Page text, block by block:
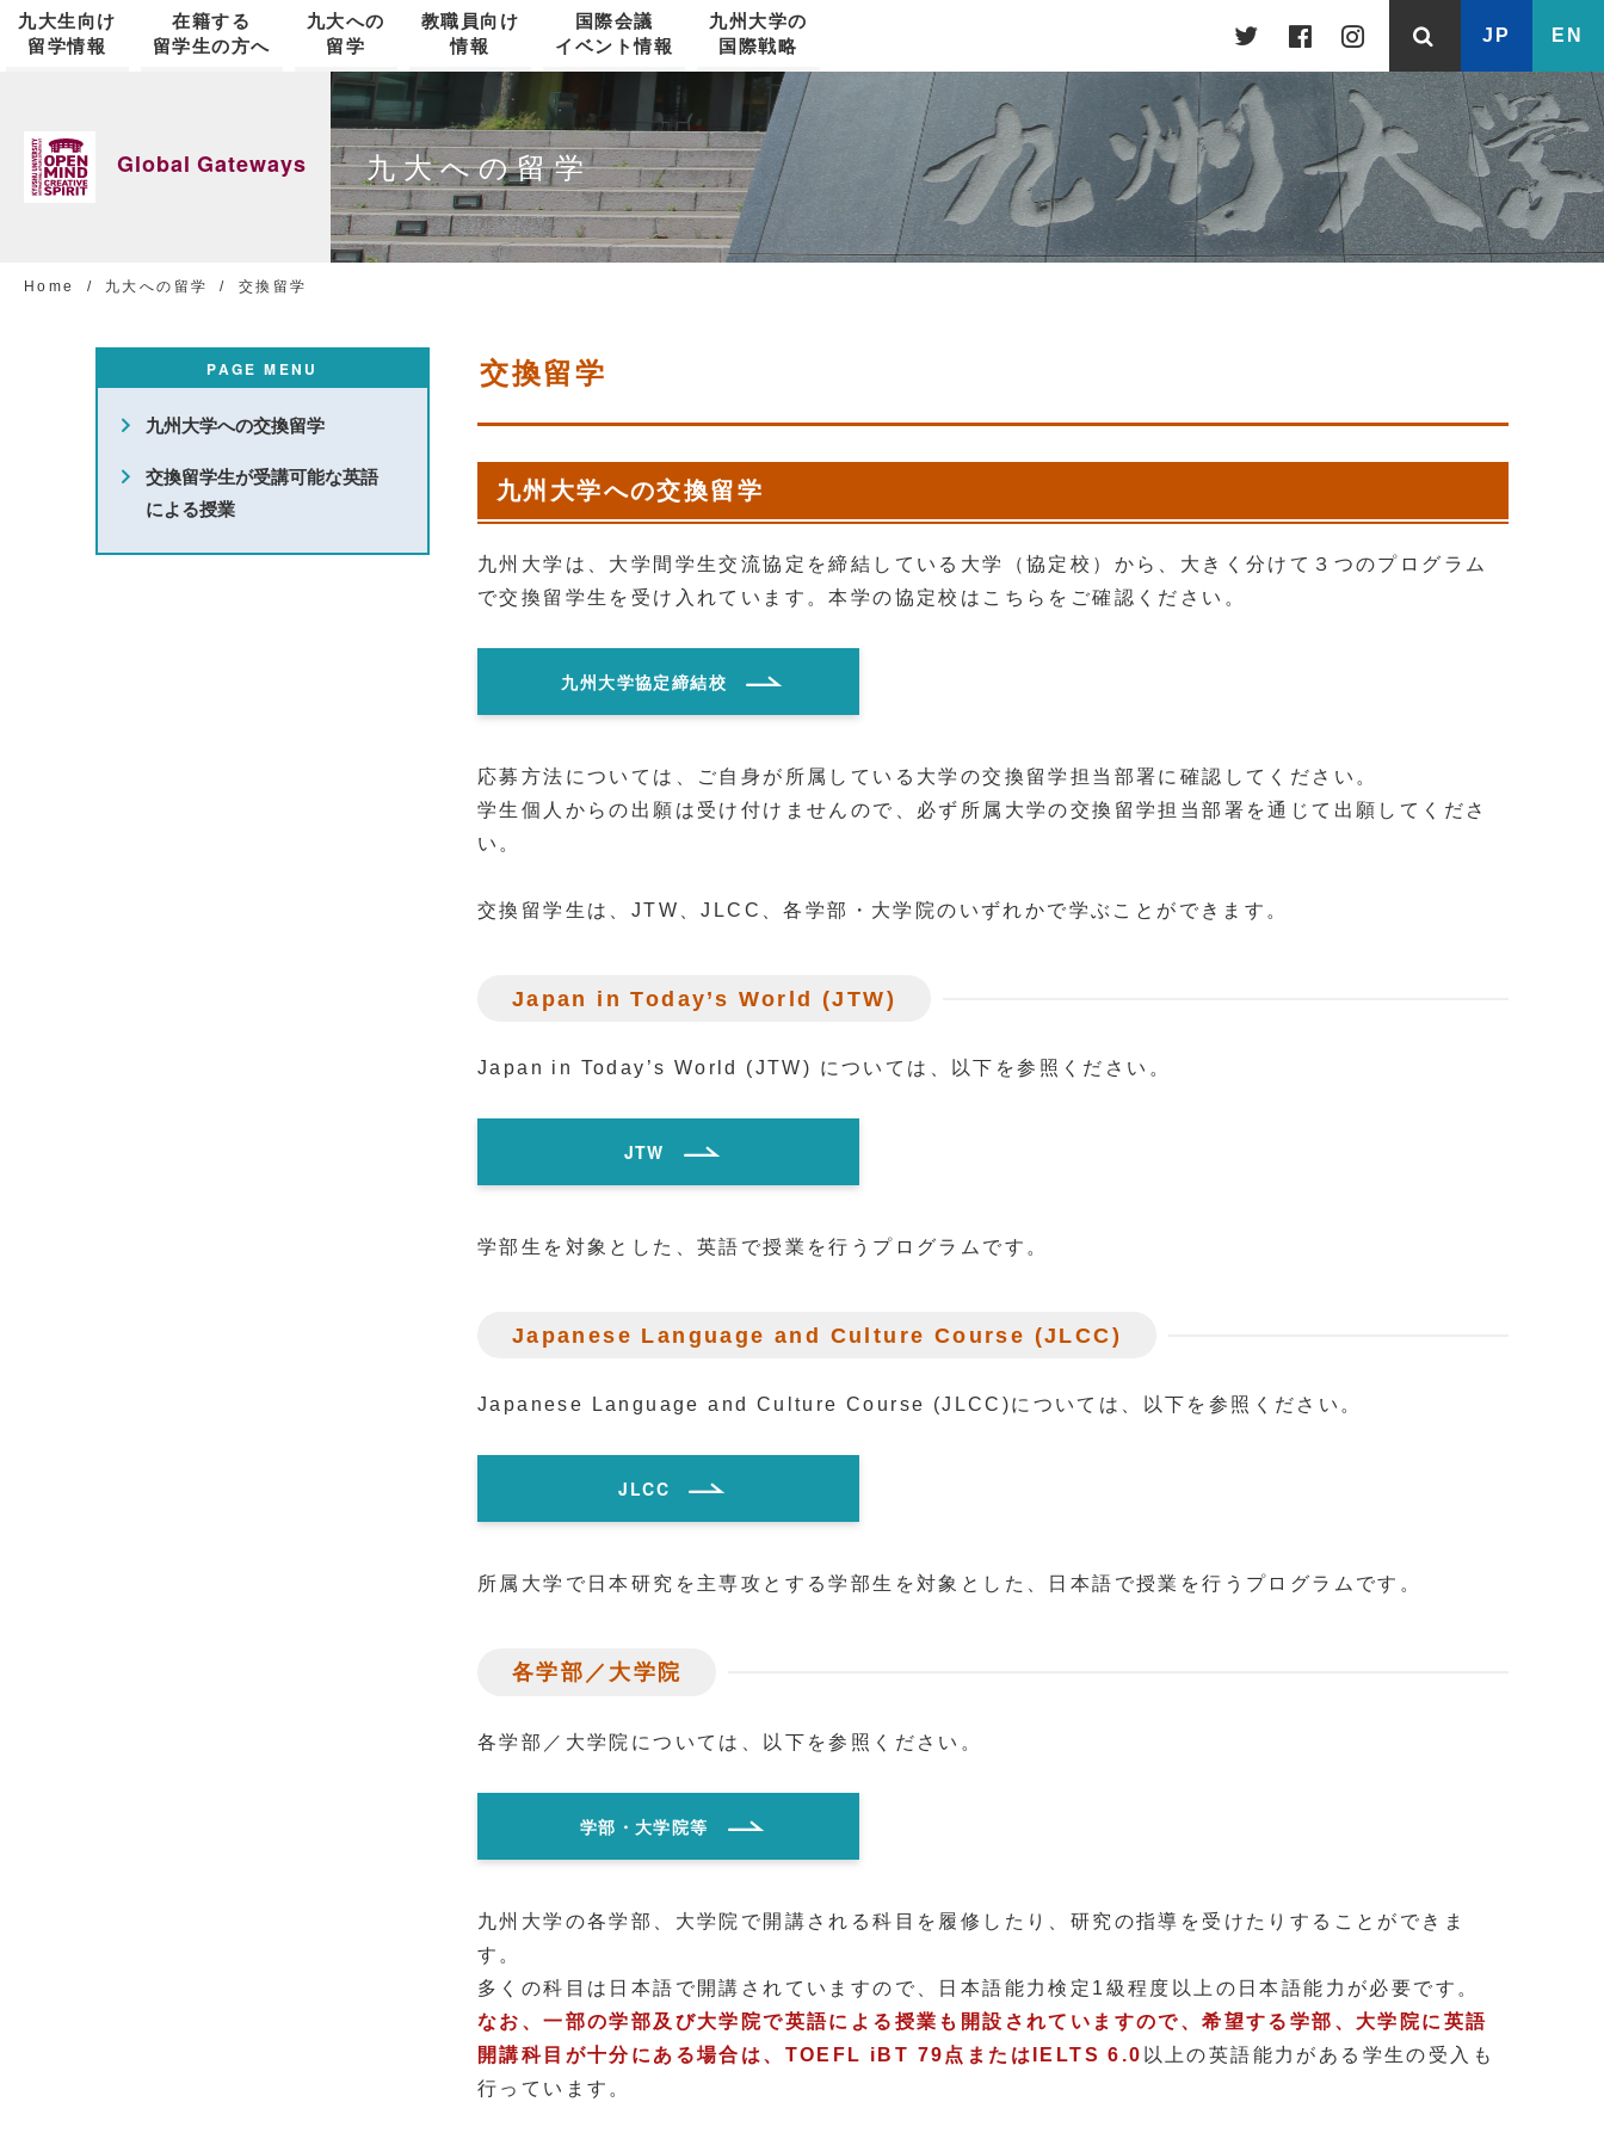
九大生向け
留学情報
留学ガイド・留学フェア 留学準備
短期留学
在籍する
留学生の方へ
日本語教育 英語による授業
ビザ・在留資格
九大への
留学
学位課程への留学 交換留学
短期留学
教職員向け
情報
研究資金情報 宿舎・会議室・公用旅券
職員研修
新規採用外国人教員向け総合ガイド
国際会議
イベント情報
Kyushu-Illinois Strategic Partnership
SNU-KYUSHU JOINT SYMPOSIUM NTU-KYUSHU COLLOQUIUM
VISION EXPO
九州大学の
国際戦略
Senior Management Team 海外オフィス
国際協力
JP EN
Global Gateways 九大への留学
Home 九大への留学 交換留学
PAGE MENU
九州大学への交換留学
交換留学生が受講可能な英語
による授業
交換留学
九州大学への交換留学
九州大学は、大学間学生交流協定を締結している大学（協定校）から、大きく分けて３つのプログラム
で交換留学生を受け入れています。本学の協定校はこちらをご確認ください。
九州大学協定締結校
応募方法については、ご自身が所属している大学の交換留学担当部署に確認してください。
学生個人からの出願は受け付けませんので、必ず所属大学の交換留学担当部署を通じて出願してくださ
い。
交換留学生は、JTW、JLCC、各学部・大学院のいずれかで学ぶことができます。
Japan in Today’s World (JTW)
Japan in Today’s World (JTW) については、以下を参照ください。
JTW
学部生を対象とした、英語で授業を行うプログラムです。
Japanese Language and Culture Course (JLCC)
Japanese Language and Culture Course (JLCC)については、以下を参照ください。
JLCC
所属大学で日本研究を主専攻とする学部生を対象とした、日本語で授業を行うプログラムです。
各学部／大学院
各学部／大学院については、以下を参照ください。
学部・大学院等
九州大学の各学部、大学院で開講される科目を履修したり、研究の指導を受けたりすることができま
す。
多くの科目は日本語で開講されていますので、日本語能力検定1級程度以上の日本語能力が必要です。
なお、一部の学部及び大学院で英語による授業も開設されていますので、希望する学部、大学院に英語
開講科目が十分にある場合は、TOEFL iBT 79点またはIELTS 6.0 以上の英語能力がある学生の受入も
行っています。